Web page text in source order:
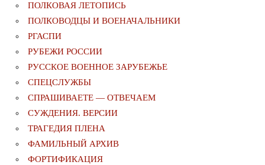
ПОЛКОВАЯ ЛЕТОПИСЬ
ПОЛКОВОДЦЫ И ВОЕНАЧАЛЬНИКИ
РГАСПИ
РУБЕЖИ РОССИИ
РУССКОЕ ВОЕННОЕ ЗАРУБЕЖЬЕ
СПЕЦСЛУЖБЫ
СПРАШИВАЕТЕ — ОТВЕЧАЕМ
СУЖДЕНИЯ. ВЕРСИИ
ТРАГЕДИЯ ПЛЕНА
ФАМИЛЬНЫЙ АРХИВ
ФОРТИФИКАЦИЯ